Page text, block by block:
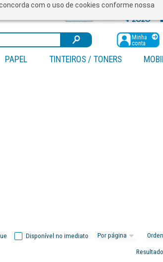
com o uso de cookies conforme nossa
Minha
conta
PAPEL TINTEIROS / TONERS
Disponível no imediato